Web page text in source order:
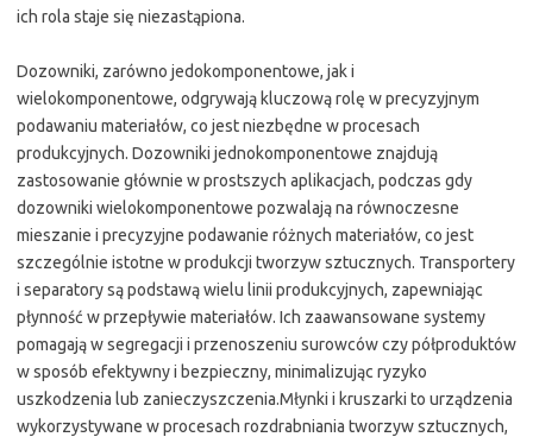
ich rola staje się niezastąpiona.
Dozowniki, zarówno jedokomponentowe, jak i
wielokomponentowe, odgrywają kluczową rolę w precyzyjnym
podawaniu materiałów, co jest niezbędne w procesach
produkcyjnych. Dozowniki jednokomponentowe znajdują
zastosowanie głównie w prostszych aplikacjach, podczas gdy
dozowniki wielokomponentowe pozwalają na równoczesne
mieszanie i precyzyjne podawanie różnych materiałów, co jest
szczególnie istotne w produkcji tworzyw sztucznych. Transportery
i separatory są podstawą wielu linii produkcyjnych, zapewniając
płynność w przepływie materiałów. Ich zaawansowane systemy
pomagają w segregacji i przenoszeniu surowców czy półproduktów
w sposób efektywny i bezpieczny, minimalizując ryzyko
uszkodzenia lub zanieczyszczenia.Młynki i kruszarki to urządzenia
wykorzystywane w procesach rozdrabniania tworzyw sztucznych,